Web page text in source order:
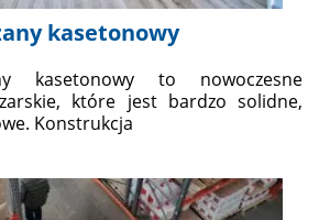
kasetonowy
kasetonowy to nowoczesne
które jest bardzo solidne,
Konstrukcja